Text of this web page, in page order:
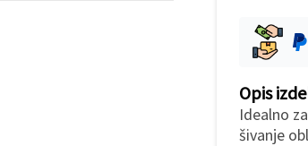
Opis
Idealno
šivanje